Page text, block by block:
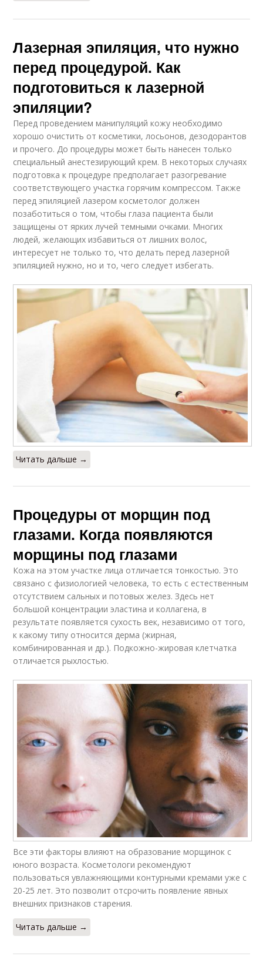
Лазерная эпиляция, что нужно
перед процедурой. Как
подготовиться к лазерной
эпиляции?
Перед проведением манипуляций кожу необходимо
хорошо очистить от косметики, лосьонов, дезодорантов
и прочего. До процедуры может быть нанесен только
специальный анестезирующий крем. В некоторых случаях
подготовка к процедуре предполагает разогревание
соответствующего участка горячим компрессом. Также
перед эпиляцией лазером косметолог должен
позаботиться о том, чтобы глаза пациента были
защищены от ярких лучей темными очками. Многих
людей, желающих избавиться от лишних волос,
интересует не только то, что делать перед лазерной
эпиляцией нужно, но и то, чего следует избегать.
Читать дальше →
Процедуры от морщин под
глазами. Когда появляются
морщины под глазами
Кожа на этом участке лица отличается тонкостью. Это
связано с физиологией человека, то есть с естественным
отсутствием сальных и потовых желез. Здесь нет
большой концентрации эластина и коллагена, в
результате появляется сухость век, независимо от того,
к какому типу относится дерма (жирная,
комбинированная и др.). Подкожно-жировая клетчатка
отличается рыхлостью.
Все эти факторы влияют на образование морщинок с
юного возраста. Косметологи рекомендуют
пользоваться увлажняющими контурными кремами уже с
20-25 лет. Это позволит отсрочить появление явных
внешних признаков старения.
Читать дальше →